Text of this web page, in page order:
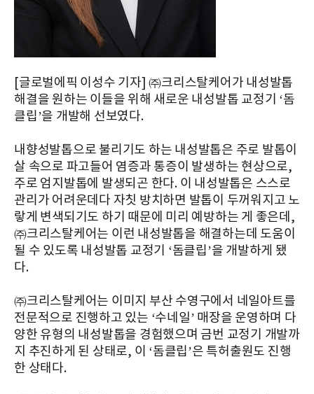
[글로벌에픽 이성수 기자] ㈜크리스탈케어가 내성발톱
해결을 원하는 이들을 위해 새로운 내성발톱 교정기 ‘돔
클립’을 개발해 선보였다.
내향성발톱으로 불리기도 하는 내성발톱은 주로 발톱이
살 속으로 파고들어 염증과 통증이 발생하는 현상으로,
주로 엄지발톱에 발생되곤 한다. 이 내성발톱은 스스로
관리가 어려운데다 자칫 방치하면 발톱이 두꺼워지고 노
랗게 변색되기도 하기 때문에 미리 예방하는 게 좋은데,
㈜크리스탈케어는 이런 내성발톱을 해결하는데 도움이
될 수 있도록 내성발톱 교정기 ‘돔클립’을 개발하게 됐
다.
㈜크리스탈케어는 이미지 부산 수영구에서 네일아트를
전문적으로 진행하고 있는 ‘수네일’ 매장을 운영하며 다
양한 유형의 내성발톱을 경험했으며 금번 교정기 개발까
지 추진하게 된 상태로, 이 ‘돔클립’은 특허출원도 진행
한 상태다.